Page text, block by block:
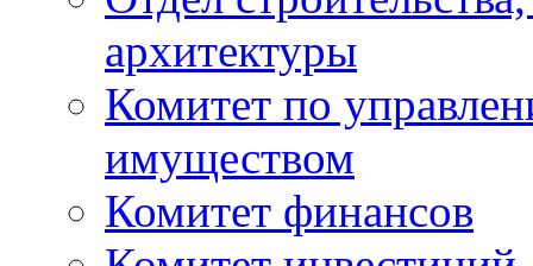
архитектуры
Комитет по
имуществом
Комитет финансов